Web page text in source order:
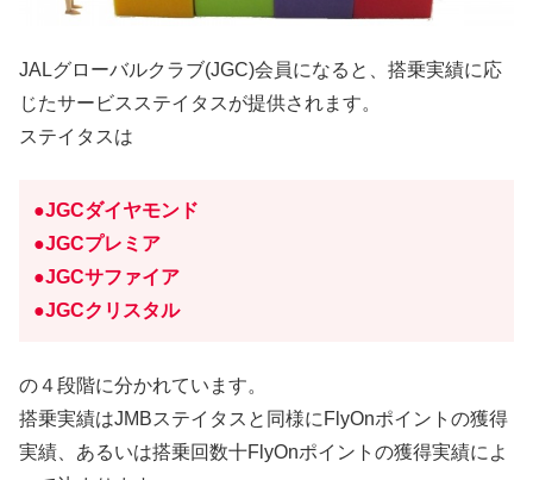
JALグローバルクラブ(JGC)会員になると、搭乗実績に応
じたサービスステイタスが提供されます。
ステイタスは
●JGCダイヤモンド
●JGCプレミア
●JGCサファイア
●JGCクリスタル
の４段階に分かれています。
搭乗実績はJMBステイタスと同様にFlyOnポイントの獲得
実績、あるいは搭乗回数十FlyOnポイントの獲得実績によ